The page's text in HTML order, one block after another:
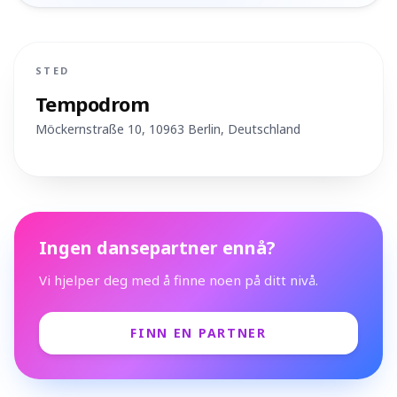
STED
Tempodrom
Möckernstraße 10, 10963 Berlin, Deutschland
Ingen dansepartner ennå?
Vi hjelper deg med å finne noen på ditt nivå.
FINN EN PARTNER